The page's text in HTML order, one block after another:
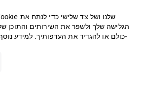
הגלישה שלך ולשפר את השירותים והתוכן
כולם או להגדיר את העדפותיך. למידע